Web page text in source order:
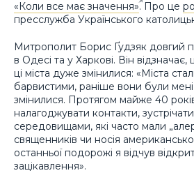
«Коли все має значення». Про це
пресслужба Українського
Митрополит Борис Ґудзяк довгий
в Одесі та у Харкові. Він
ці міста дуже змінилися: «Міста
барвистими, раніше вони були
змінилися. Протягом майже 40
налагоджувати контакти,
середовищами, які часто мали
священників чи носія
останньої подорожі я відчув
зацікавлення».